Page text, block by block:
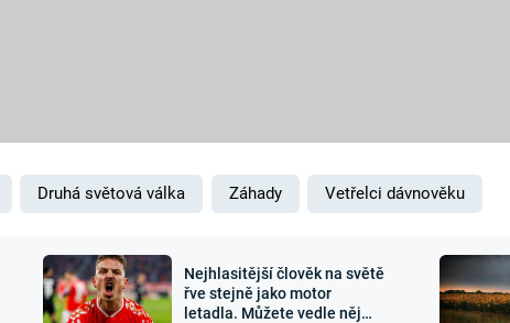
MARS
Záhady a
Zajímavosti
Druhá světová válka Záhady Vetřelci dávnověku
Nejhlasitější člověk na světě
řve stejně jako motor
letadla. Můžete vedle něj